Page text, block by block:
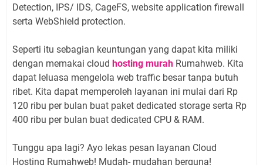
Detection, IPS/ IDS, CageFS, website application firewall
serta WebShield protection.
Seperti itu sebagian keuntungan yang dapat kita miliki
dengan memakai cloud hosting murah Rumahweb. Kita
dapat leluasa mengelola web traffic besar tanpa butuh
ribet. Kita dapat memperoleh layanan ini mulai dari Rp
120 ribu per bulan buat paket dedicated storage serta Rp
400 ribu per bulan buat dedicated CPU & RAM.
Tunggu apa lagi? Ayo lekas pesan layanan Cloud
Hosting Rumahweb! Mudah- mudahan berguna!